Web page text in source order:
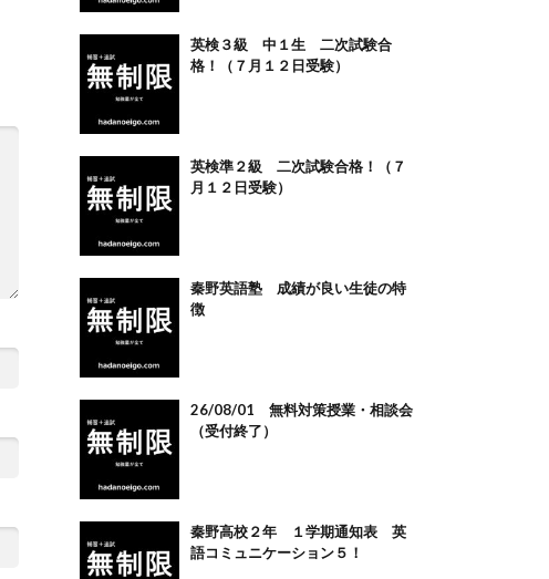
英検３級 中１生 二次試験合
格！（７月１２日受験）
英検準２級 二次試験合格！（７
月１２日受験）
秦野英語塾 成績が良い生徒の特
徴
26/08/01 無料対策授業・相談会
（受付終了）
秦野高校２年 １学期通知表 英
語コミュニケーション５！